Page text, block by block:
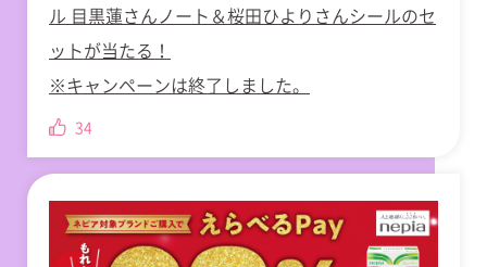
ル 目黒蓮さんノート＆桜田ひよりさんシールのセ
ットが当たる！
※キャンペーンは終了しました。
34